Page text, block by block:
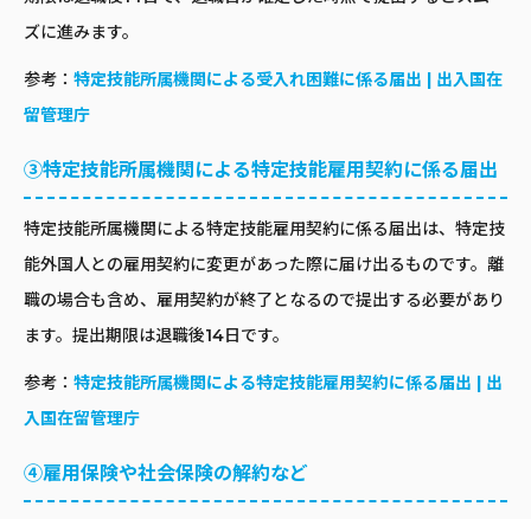
ズに進みます。
参考： 特定技能所属機関による受入れ困難に係る届出 | 出入国在
留管理庁
③特定技能所属機関による特定技能雇用契約に係る届出
特定技能所属機関による特定技能雇用契約に係る届出は、特定技
能外国人との雇用契約に変更があった際に届け出るものです。離
職の場合も含め、雇用契約が終了となるので提出する必要があり
ます。提出期限は退職後14日です。
参考： 特定技能所属機関による特定技能雇用契約に係る届出 | 出
入国在留管理庁
④雇用保険や社会保険の解約など